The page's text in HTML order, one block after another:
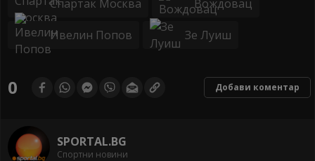
Спартак Москва Вождовац
Ивелин Попов Зе Луиш
0 Добави коментар
SPORTAL.BG
Спортни новини